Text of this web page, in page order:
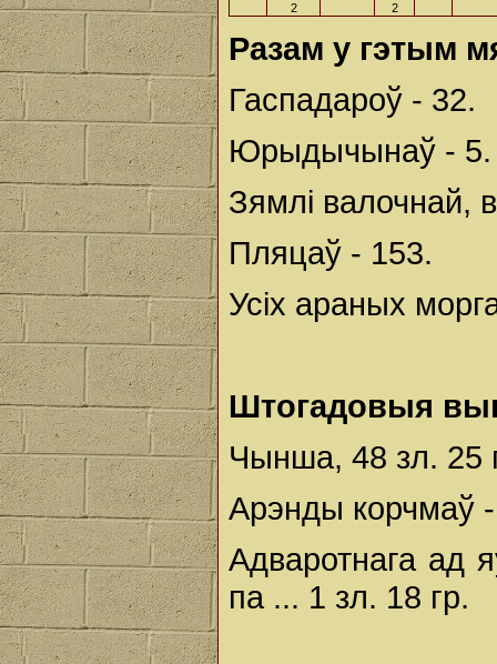
2
2
Разам у гэтым
Гаспадароў - 32.
Юрыдычынаў - 5.
Зямлі валочнай,
Пляцаў - 153.
Усіх араных
Штогадовыя
Чынша, 48 зл. 25
Арэнды корчмаў
Адваротнага ад
па ... 1 зл. 18 гр.